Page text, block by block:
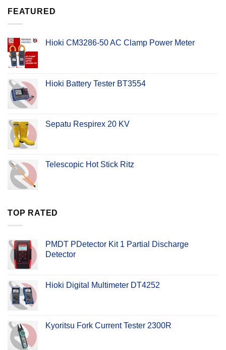
FEATURED
Hioki CM3286-50 AC Clamp Power Meter
Hioki Battery Tester BT3554
Sepatu Respirex 20 KV
Telescopic Hot Stick Ritz
TOP RATED
PMDT PDetector Kit 1 Partial Discharge
Detector
Hioki Digital Multimeter DT4252
Kyoritsu Fork Current Tester 2300R